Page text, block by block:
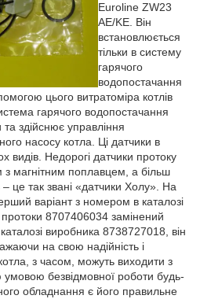
Euroline ZW23
AE/KE. Він
встановлюється
тільки в систему
гарячого
водопостачання
цього витратоміра котлів
гарячого водопостачання
здійснює управління
насосу котла. Ці датчики в
видів. Недорогі датчики протоку
з магнітним поплавцем, а більш
– це так звані «датчики Холу». На
варіант з номером в каталозі
8707406034 замінений
виробника 8738727018, він
на свою надійність і
котла, з часом, можуть виходити з
безвідмовної роботи будь-
обладнання є його правильне